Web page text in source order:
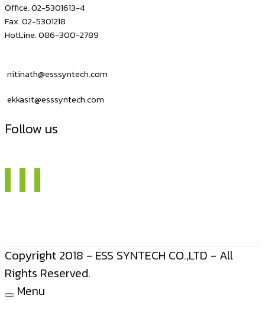
Office. 02-5301613-4
Fax. 02-5301218
HotLine. 086-300-2789
nitinath@esssyntech.com
ekkasit@esssyntech.com
Follow us
Copyright 2018 - ESS SYNTECH CO.,LTD - All
Rights Reserved.
Menu